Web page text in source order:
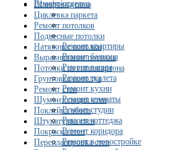
Ремонт/отделка
Ремонт квартиры
Ремонт балкона
Ремонт ванны
Ремонт туалета
Ремонт кухни
Ремонт комнаты
Ремонт студии
Ремонт коттеджа
Ремонт коридора
Ремонт в новостройке
Шлифовка пола
Циклевка паркета
Ремонт потолков
Подвесные потолки
Натяжные потолки
Выравнивание потолка
Потолки из гипсокартона
Грунтовка потолка
Ремонт стен
Шумоизоляция стен
Поклейка обоев
Штукатурка стен
Покраска стен
Перепланировка стен